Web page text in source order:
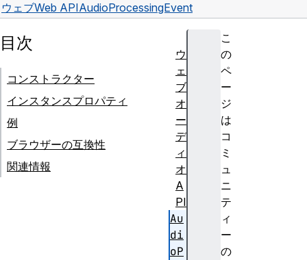
ウェブWeb APIAudioProcessingEvent
こ
の
ペ
ー
ジ
は
コ
ミ
ュ
ニ
テ
ィ
ー
の
目次
コンストラクター
インスタンスプロパティ
例
ブラウザーの互換性
関連情報
ウ
ェ
ブ
オ
ー
デ
ィ
オ
A
PI
Au
di
oP